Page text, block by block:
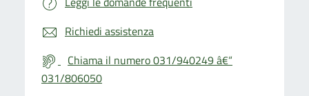
Richiedi assistenza
Chiama il numero 031/940249 â€“
031/806050